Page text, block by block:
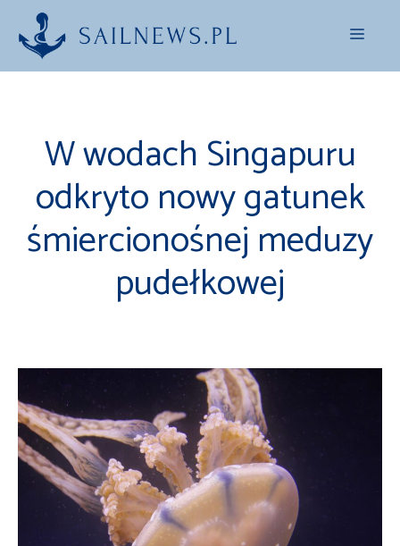
Przejdź
treści
Menu
W wodach Singapuru
odkryto nowy gatunek
śmiercionośnej meduzy
pudełkowej